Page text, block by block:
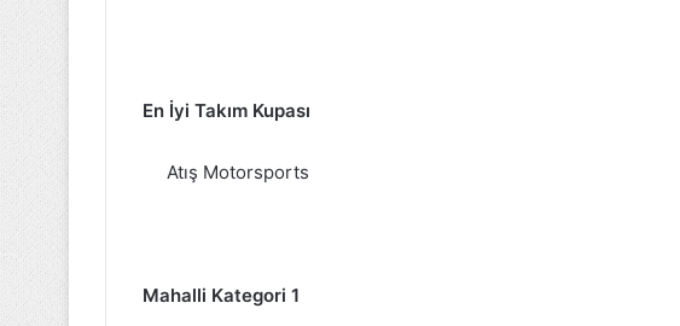
En İyi Takım Kupası
Atış Motorsports
Mahalli Kategori 1